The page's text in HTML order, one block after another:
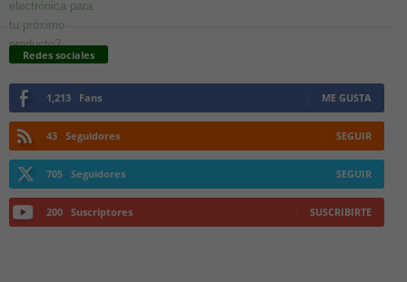
Redes sociales
1,213 Fans ME GUSTA
43 Seguidores SEGUIR
705 Seguidores SEGUIR
200 Suscriptores SUSCRIBIRTE